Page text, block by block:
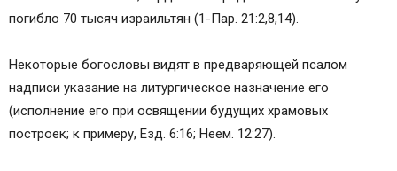
погибло 70 тысяч израильтян (1-Пар. 21:2,8,14).
Некоторые богословы видят в предваряющей псалом
надписи указание на литургическое назначение его
(исполнение его при освящении будущих храмовых
построек; к примеру, Езд. 6:16; Неем. 12:27).